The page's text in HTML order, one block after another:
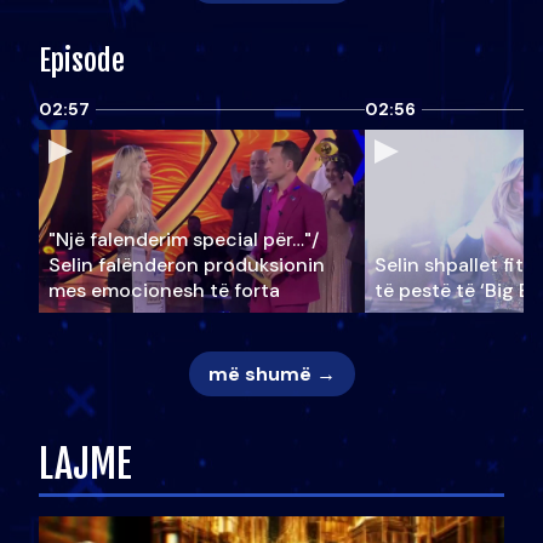
Episode
02:57
"Një falenderim special për…"/
Selin falënderon produksionin
mes emocionesh të forta
02:56
Selin shpallet
të pestë të ‘Big
më shumë →
LAJME